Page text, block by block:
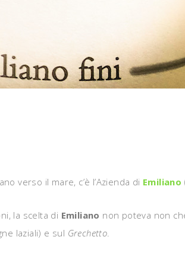
verso il mare, c’è l’Azienda di Emiliano
la scelta di Emiliano non poteva non
laziali) e sul Grechetto.